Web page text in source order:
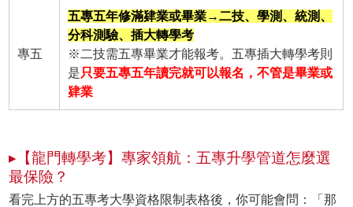
專五
五專五年修滿肄業或畢業→二技、學測、統測、
分科測驗、插大轉學考
※二技需五專畢業才能報考。五專插大轉學考則
是只要五專五年讀完就可以報名，不管是畢業或
肄業
▸【龍門轉學考】專家領航：五專升學管道怎麼選
最保險？
看完上方的五專考大學資格限制表格後，你可能會問：「那